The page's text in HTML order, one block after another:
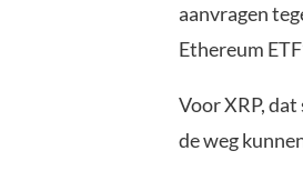
aanvragen
Ethereum
Voor XRP,
de weg